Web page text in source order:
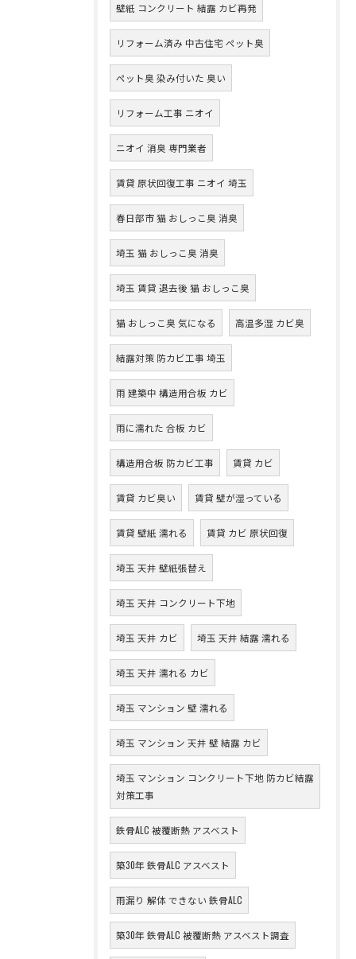
壁紙 コンクリート 結露 カビ再発
リフォーム済み 中古住宅 ペット臭
ペット臭 染み付いた 臭い
リフォーム工事 ニオイ
ニオイ 消臭 専門業者
賃貸 原状回復工事 ニオイ 埼玉
春日部市 猫 おしっこ臭 消臭
埼玉 猫 おしっこ臭 消臭
埼玉 賃貸 退去後 猫 おしっこ臭
猫 おしっこ臭 気になる 高温多湿 カビ臭
結露対策 防カビ工事 埼玉
雨 建築中 構造用合板 カビ
雨に濡れた 合板 カビ
構造用合板 防カビ工事 賃貸 カビ
賃貸 カビ臭い 賃貸 壁が湿っている
賃貸 壁紙 濡れる 賃貸 カビ 原状回復
埼玉 天井 壁紙張替え
埼玉 天井 コンクリート下地
埼玉 天井 カビ 埼玉 天井 結露 濡れる
埼玉 天井 濡れる カビ
埼玉 マンション 壁 濡れる
埼玉 マンション 天井 壁 結露 カビ
埼玉 マンション コンクリート下地 防カビ結露
対策工事
鉄骨ALC 被覆断熱 アスベスト
築30年 鉄骨ALC アスベスト
雨漏り 解体 できない 鉄骨ALC
築30年 鉄骨ALC 被覆断熱 アスベスト調査